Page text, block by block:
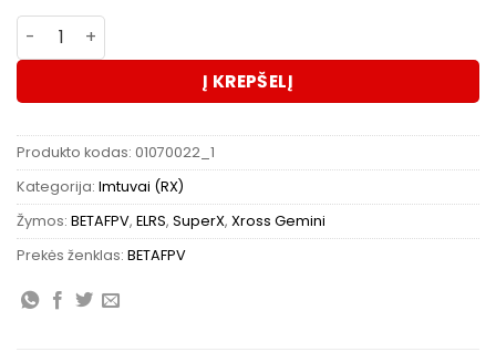
produkto kiekis: BETAFPV SuperX ELRS Gemini Xross
Į KREPŠELĮ
Produkto kodas: 01070022_1
Kategorija: Imtuvai (RX)
Žymos: BETAFPV, ELRS, SuperX, Xross Gemini
Prekės ženklas: BETAFPV